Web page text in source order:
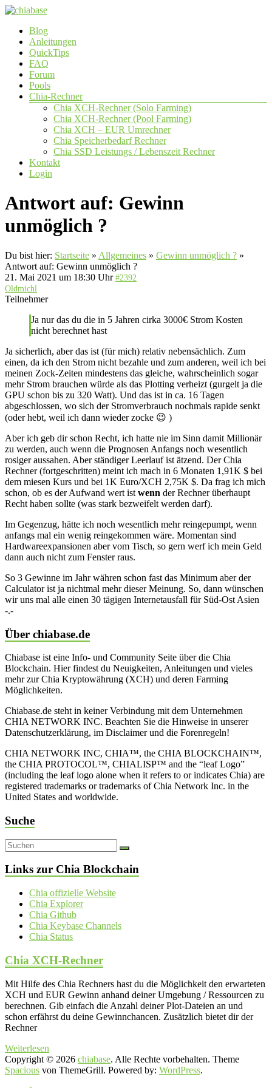
Zum
springen
chiabase
CHIA
Info-
Community
Seite
Menü
Blog
Anleitungen
QuickTips
FAQ
Forum
Pools
Chia-Rechner
Chia XCH-Rechner (Solo Farming)
Chia XCH-Rechner (Pool Farming)
Chia XCH – EUR Umrechner
Chia Speicherbedarf Rechner
Chia SSD Leistungs / Lebenszeit Rechner
Kontakt
Login
Antwort auf: Gewinn
unmöglich ?
Du bist hier: Startseite » Allgemeines » Gewinn unmöglich ? »
Antwort auf: Gewinn unmöglich ?
21. Mai 2021 um 18:30 Uhr #2392
Oldmichl
Teilnehmer
Ja nur das du die in 5 Jahren cirka 3000€ Strom Kosten
nicht berechnet hast
Ja sicherlich, aber das ist (für mich) relativ nebensächlich. Zum
einen, da ich den Strom nicht bezahle und zum anderen, weil ich bei
meinen Zock-Zeiten mindestens das gleiche, wahrscheinlich sogar
mehr Strom brauchen würde als das Plotting verheizt (gurgelt ja die
GPU schon bis zu 320 Watt). Und das ist in ca. 16 Tagen
abgeschlossen, wo sich der Stromverbrauch nochmals rapide senkt
(oder hebt, weil ich dann wieder zocke 😉 )
Aber ich geb dir schon Recht, ich hatte nie im Sinn damit Millionär
zu werden, auch wenn die Prognosen Anfangs noch wesentlich
rosiger aussahen. Aber ständiger Leerlauf ist ätzend. Der Chia
Rechner (fortgeschritten) meint ich mach in 6 Monaten 1,91K $ bei
dem miesen Kurs und bei 1K Euro/XCH 2,75K $. Da frag ich mich
schon, ob es der Aufwand wert ist wenn der Rechner überhaupt
Recht haben sollte (was stark bezweifelt werden darf).
Im Gegenzug, hätte ich noch wesentlich mehr reingepumpt, wenn
anfangs mal ein wenig reingekommen wäre. Momentan sind
Hardwareexpansionen aber vom Tisch, so gern werf ich mein Geld
dann auch nicht zum Fenster raus.
So 3 Gewinne im Jahr währen schon fast das Minimum aber der
Calculator ist ja nichtmal mehr dieser Meinung. So, dann wünschen
wir uns mal alle einen 30 tägigen Internetausfall für Süd-Ost Asien
-.-
Über chiabase.de
Chiabase ist eine Info- und Community Seite über die Chia
Blockchain. Hier findest du Neuigkeiten, Anleitungen und vieles
mehr zur Chia Kryptowährung (XCH) und deren Farming
Möglichkeiten.
Chiabase.de steht in keiner Verbindung mit dem Unternehmen
CHIA NETWORK INC. Beachten Sie die Hinweise in unserer
Datenschutzerklärung, im Disclaimer und die Forenregeln!
CHIA NETWORK INC, CHIA™, the CHIA BLOCKCHAIN™,
the CHIA PROTOCOL™, CHIALISP™ and the “leaf Logo”
(including the leaf logo alone when it refers to or indicates Chia) are
registered trademarks or trademarks of Chia Network Inc. in the
United States and worldwide.
Suche
Links zur Chia Blockchain
Chia offizielle Website
Chia Explorer
Chia Github
Chia Keybase Channels
Chia Status
Chia XCH-Rechner
Mit Hilfe des Chia Rechners hast du die Möglichkeit den erwarteten
XCH und EUR Gewinn anhand deiner Umgebung / Ressourcen zu
berechnen. Gib einfach die Anzahl deiner Plot-Dateien an und
schon erfährst du deine Gewinnchancen. Zusätzlich bietet dir der
Rechner
Weiterlesen
Copyright © 2026 chiabase. Alle Rechte vorbehalten. Theme
Spacious von ThemeGrill. Powered by: WordPress.